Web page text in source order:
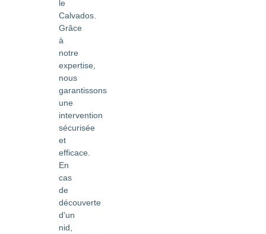
le
Calvados.
Grâce
à
notre
expertise,
nous
garantissons
une
intervention
sécurisée
et
efficace.
En
cas
de
découverte
d'un
nid,